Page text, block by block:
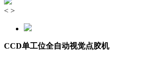
< >
CCD单工位全自动视觉点胶机